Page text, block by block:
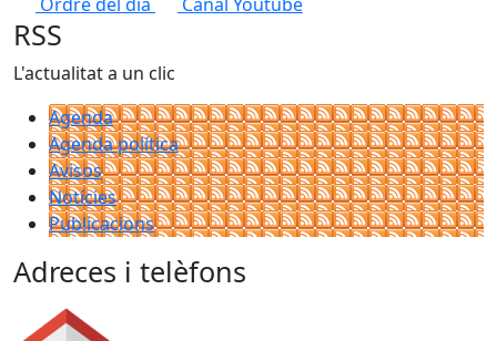
RSS
L'actualitat a un clic
Agenda
Agenda política
Avisos
Notícies
Publicacions
Adreces i telèfons